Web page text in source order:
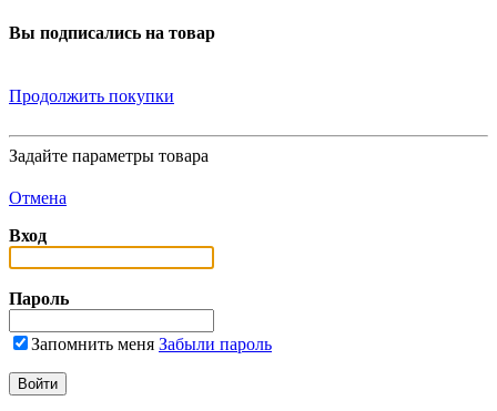
Вы подписались на товар
Продолжить покупки
Задайте параметры товара
Отмена
Вход
Пароль
Запомнить меня Забыли пароль